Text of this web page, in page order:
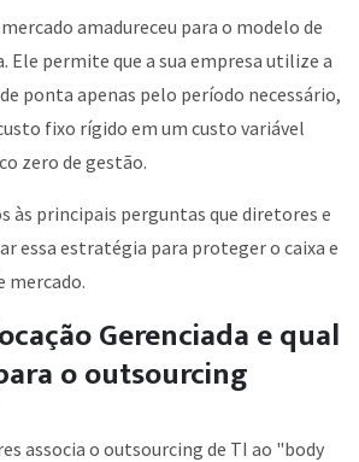
amadureceu para o modelo de
Ele permite que a sua empresa utilize a
ponta apenas pelo período necessário,
fixo rígido em um custo variável
zero de gestão.
às principais perguntas que diretores e
essa estratégia para proteger o caixa e
mercado.
Gerenciada e qual
o outsourcing
associa o outsourcing de TI ao "body